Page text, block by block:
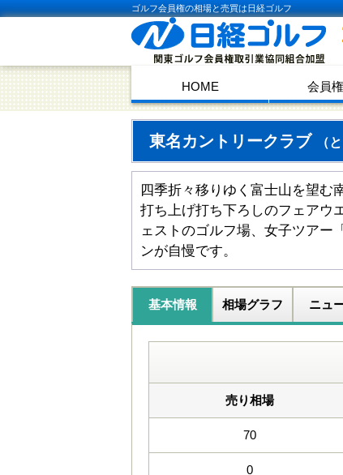
ゴルフ会員権の相場と売買は日経ゴルフ
HOME 会員
東名カントリークラブ （
四季折々移りゆく富士山を望む
打ち上げ打ち下ろしのフェアウ
ェストのゴルフ場、女子ツアー
ンが自慢です。
基本情報 相場グラフ ニュ
売り相場
70
0